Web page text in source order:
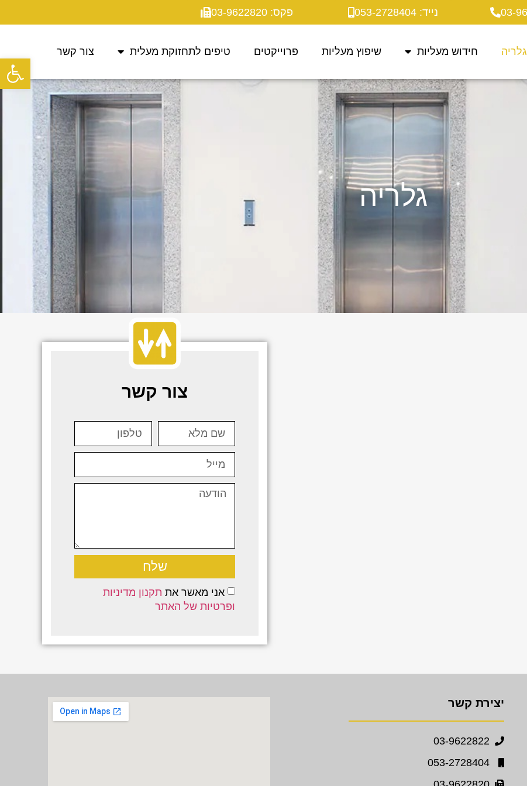
פתח
נייד: 053-2728404 פקס: 03-9622820
גלריה חידוש מעליות שיפוץ מעליות פרוייקטים טיפים לתחזוקת מעלית צור קשר
גלריה
צור קשר
אני מאשר את תקנון מדיניות
ופרטיות של האתר
שלח
יצירת קשר
03-9622822
053-2728404